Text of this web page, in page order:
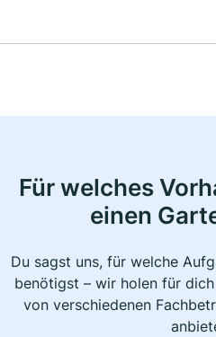
Für welches
einen
Du sagst uns, für welche
benötigst – wir holen für
von verschiedenen